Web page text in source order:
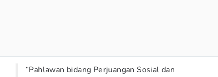
“Pahlawan bidang Perjuangan Sosial dan